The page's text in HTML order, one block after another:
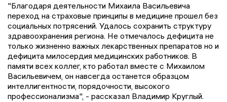
"Благодаря деятельности Михаила Васильевича
переход на страховые принципы в медицине прошел без
социальных потрясений. Удалось сохранить структуру
здравоохранения региона. Не отмечалось дефицита не
только жизненно важных лекарственных препаратов но и
дефицита милосердия медицинских работников. В
памяти всех коллег, кто работал вместе с Михаилом
Васильевичем, он навсегда останется образцом
интеллигентности, порядочности, высокого
профессионализма", - рассказал Владимир Круглый.